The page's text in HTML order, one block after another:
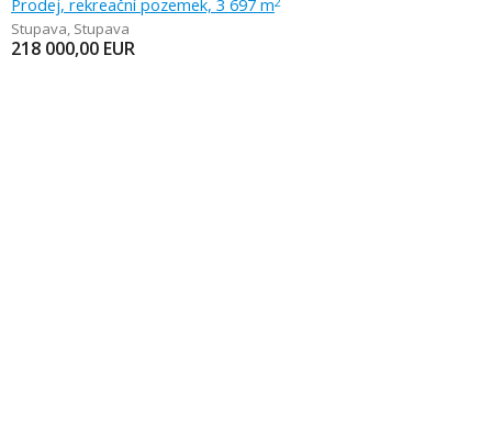
Prodej, rekreační pozemek, 3 697 m
Stupava, Stupava
218 000,00 EUR